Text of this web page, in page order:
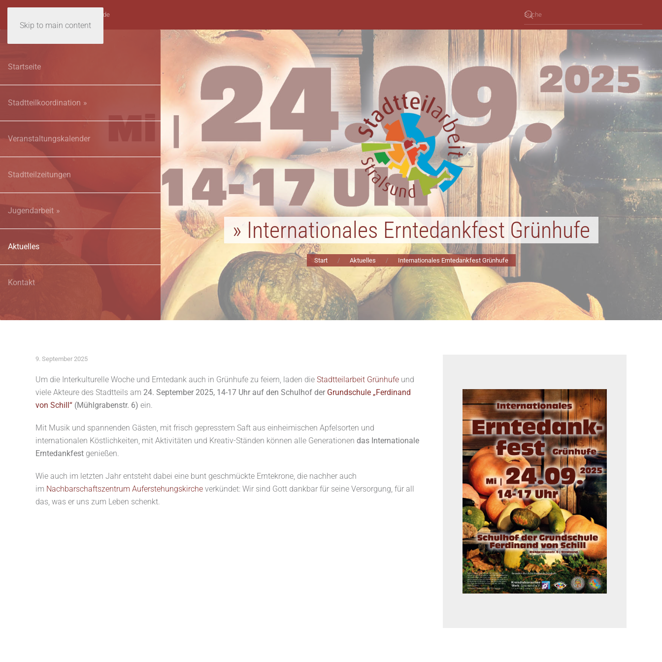
Skip to main content
stadtteilarbeit@stralsund.de
Startseite
Stadtteilkoordination
Veranstaltungskalender
Stadtteilzeitungen
Jugendarbeit
Aktuelles
Kontakt
» Internationales Erntedankfest Grünhufe
Start Aktuelles Internationales Erntedankfest Grünhufe
9. September 2025
Um die Interkulturelle Woche und Erntedank auch in Grünhufe zu feiern, laden die Stadtteilarbeit Grünhufe und
viele Akteure des Stadtteils am 24. September 2025, 14-17 Uhr auf den Schulhof der Grundschule „Ferdinand
von Schill“ (Mühlgrabenstr. 6) ein.
Mit Musik und spannenden Gästen, mit frisch gepresstem Saft aus einheimischen Apfelsorten und
internationalen Köstlichkeiten, mit Aktivitäten und Kreativ-Ständen können alle Generationen das Internationale
Erntedankfest genießen.
Wie auch im letzten Jahr entsteht dabei eine bunt geschmückte Erntekrone, die nachher auch
im Nachbarschaftszentrum Auferstehungskirche verkündet: Wir sind Gott dankbar für seine Versorgung, für all
das, was er uns zum Leben schenkt.